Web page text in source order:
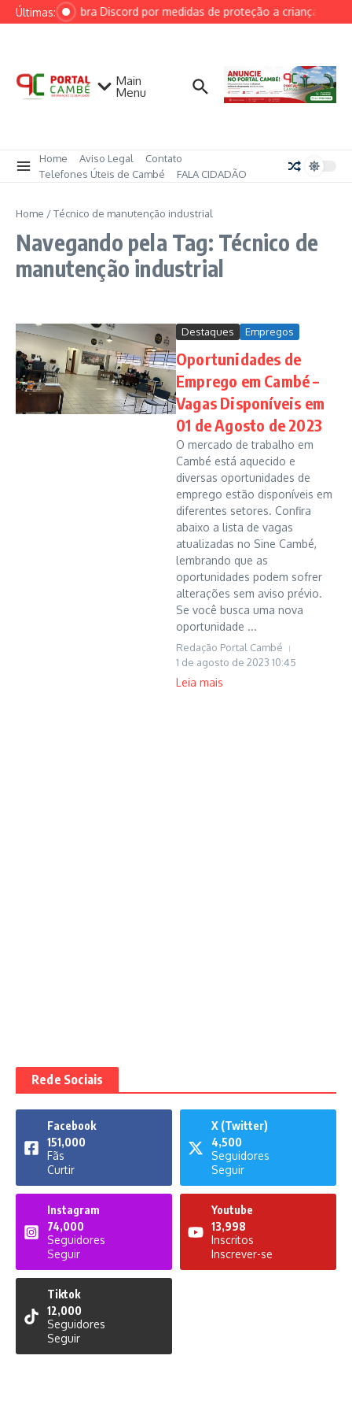
Ir para o conteúdo
Últimas:AGU cobra Discord por medidas de proteção a crianças
Main
Menu
Home Aviso Legal
Contato
Telefones Úteis de Cambé
FALA CIDADÃO
Home /Técnico de manutenção industrial
Navegando pela Tag: Técnico de
manutenção industrial
Destaques Empregos
Oportunidades de
Emprego em Cambé –
Vagas Disponíveis em
01 de Agosto de 2023
O mercado de trabalho em
Cambé está aquecido e
diversas oportunidades de
emprego estão disponíveis em
diferentes setores. Confira
abaixo a lista de vagas
atualizadas no Sine Cambé,
lembrando que as
oportunidades podem sofrer
alterações sem aviso prévio.
Se você busca uma nova
oportunidade ...
Redação Portal Cambé
1 de agosto de 2023 10:45
Leia mais
Rede Sociais
Facebook
151,000
Fãs
Curtir
X (Twitter)
4,500
Seguidores
Seguir
Instagram
74,000
Seguidores
Seguir
Youtube
13,998
Inscritos
Inscrever-se
Tiktok
12,000
Seguidores
Seguir